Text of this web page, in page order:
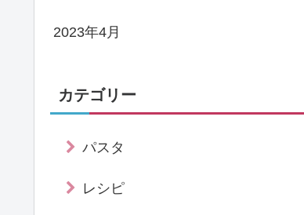
2023年4月
カテゴリー
パスタ
レシピ